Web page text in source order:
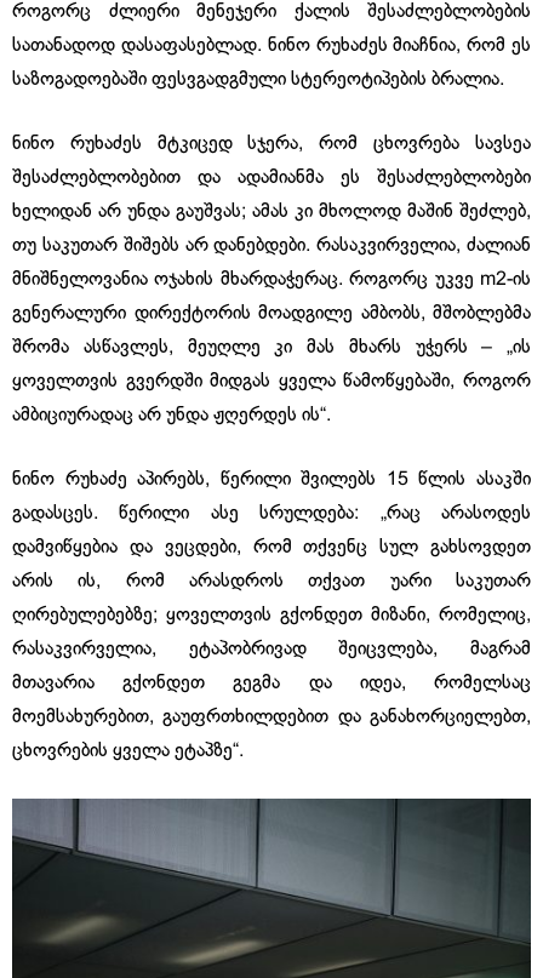
როგორც ძლიერი მენეჯერი ქალის შესაძლებლობების
სათანადოდ დასაფასებლად. ნინო რუხაძეს მიაჩნია, რომ ეს
საზოგადოებაში ფესვგადგმული სტერეოტიპების ბრალია.
ნინო რუხაძეს მტკიცედ სჯერა, რომ ცხოვრება სავსეა
შესაძლებლობებით და ადამიანმა ეს შესაძლებლობები
ხელიდან არ უნდა გაუშვას; ამას კი მხოლოდ მაშინ შეძლებ,
თუ საკუთარ შიშებს არ დანებდები. რასაკვირველია, ძალიან
მნიშნელოვანია ოჯახის მხარდაჭერაც. როგორც უკვე m2-ის
გენერალური დირექტორის მოადგილე ამბობს, მშობლებმა
შრომა ასწავლეს, მეუღლე კი მას მხარს უჭერს – „ის
ყოველთვის გვერდში მიდგას ყველა წამოწყებაში, როგორ
ამბიციურადაც არ უნდა ჟღერდეს ის“.
ნინო რუხაძე აპირებს, წერილი შვილებს 15 წლის ასაკში
გადასცეს. წერილი ასე სრულდება: „რაც არასოდეს
დამვიწყებია და ვეცდები, რომ თქვენც სულ გახსოვდეთ
არის ის, რომ არასდროს თქვათ უარი საკუთარ
ღირებულებებზე; ყოველთვის გქონდეთ მიზანი, რომელიც,
რასაკვირველია, ეტაპობრივად შეიცვლება, მაგრამ
მთავარია გქონდეთ გეგმა და იდეა, რომელსაც
მოემსახურებით, გაუფრთხილდებით და განახორციელებთ,
ცხოვრების ყველა ეტაპზე“.